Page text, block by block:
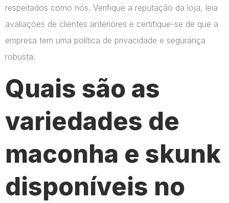
respeitados como nós. Verifique a reputação da loja, leia
avaliações de clientes anteriores e certifique-se de que a
empresa tem uma política de privacidade e segurança
robusta.
Quais são as
variedades de
maconha e skunk
disponíveis no